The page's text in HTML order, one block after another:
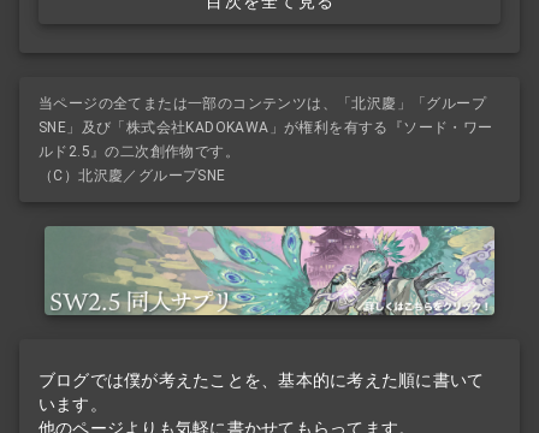
当ページの全てまたは一部のコンテンツは、「北沢慶」「グループ
SNE」及び「株式会社KADOKAWA」が権利を有する『ソード・ワー
ルド2.5』の二次創作物です。
（C）北沢慶／グループSNE
ブログでは僕が考えたことを、基本的に考えた順に書いて
います。
他のページよりも気軽に書かせてもらってます。